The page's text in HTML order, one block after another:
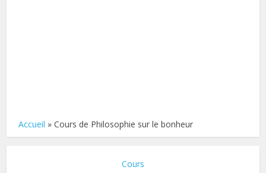
Accueil »Cours de Philosophie sur le bonheur
Cours